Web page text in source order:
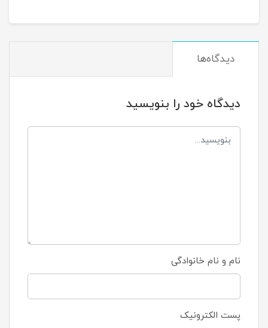
دیدگاه‌ها
دیدگاه خود را بنویسید
نام و نام خانوادگی
پست الکترونیک